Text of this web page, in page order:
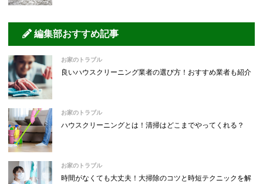
編集部おすすめ記事
お家のトラブル
良いハウスクリーニング業者の選び方！おすすめ業者も紹介
お家のトラブル
ハウスクリーニングとは！清掃はどこまでやってくれる？
お家のトラブル
時間がなくても大丈夫！大掃除のコツと時短テクニックを解